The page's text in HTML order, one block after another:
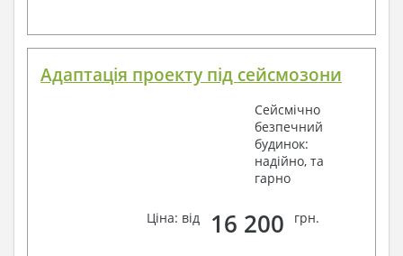
Адаптація проекту під сейсмозони
Сейсмічно
безпечний
будинок:
надійно, та
гарно
Ціна: від 16 200 грн.